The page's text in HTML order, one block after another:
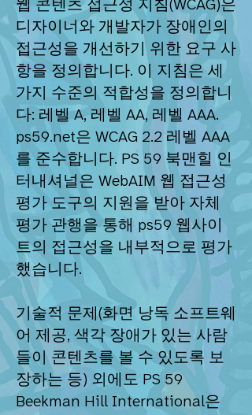
웹 콘텐츠 접근성 지침(WCAG)은
디자이너와 개발자가 장애인의
접근성을 개선하기 위한 요구 사
항을 정의합니다. 이 지침은 세
가지 수준의 적합성을 정의합니
다: 레벨 A, 레벨 AA, 레벨 AAA.
ps59.net은 WCAG 2.2 레벨 AAA
를 준수합니다. PS 59 북맨힐 인
터내셔널은 WebAIM 웹 접근성
평가 도구의 지원을 받아 자체
평가 관행을 통해 ps59 웹사이
트의 접근성을 내부적으로 평가
했습니다.
기술적 문제(화면 낭독 소프트웨
어 제공, 색각 장애가 있는 사람
들이 콘텐츠를 볼 수 있도록 보
장하는 등) 외에도 PS 59
Beekman Hill International은